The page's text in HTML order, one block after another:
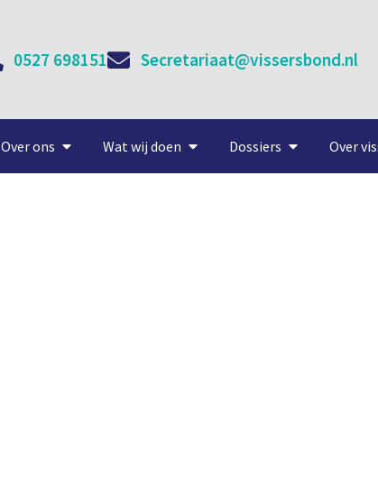
0527 698151 Secretariaat@vissersbond.nl
Over ons Wat wij doen Dossiers Over